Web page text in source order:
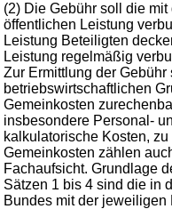
(2) Die Gebühr soll die
öffentlichen Leistung
Leistung Beteiligten
Leistung regelmäßig
Zur Ermittlung der
betriebswirtschaftlichen
Gemeinkosten
insbesondere Personal-
kalkulatorische Kosten,
Gemeinkosten zählen
Fachaufsicht. Grundlage
Sätzen 1 bis 4 sind die in
Bundes mit der